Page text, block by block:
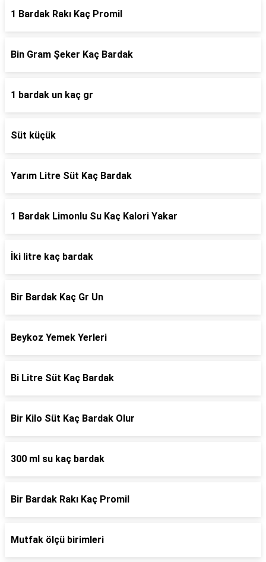
1 Bardak Rakı Kaç Promil
Bin Gram Şeker Kaç Bardak
1 bardak un kaç gr
Süt küçük
Yarım Litre Süt Kaç Bardak
1 Bardak Limonlu Su Kaç Kalori Yakar
İki litre kaç bardak
Bir Bardak Kaç Gr Un
Beykoz Yemek Yerleri
Bi Litre Süt Kaç Bardak
Bir Kilo Süt Kaç Bardak Olur
300 ml su kaç bardak
Bir Bardak Rakı Kaç Promil
Mutfak ölçü birimleri